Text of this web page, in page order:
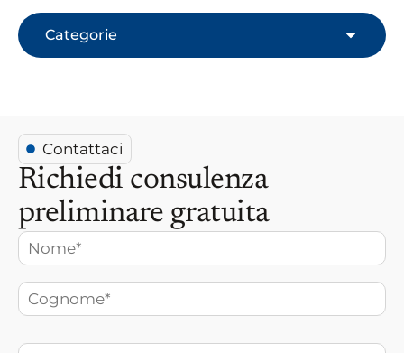
Categorie
Contattaci
Richiedi consulenza
preliminare gratuita